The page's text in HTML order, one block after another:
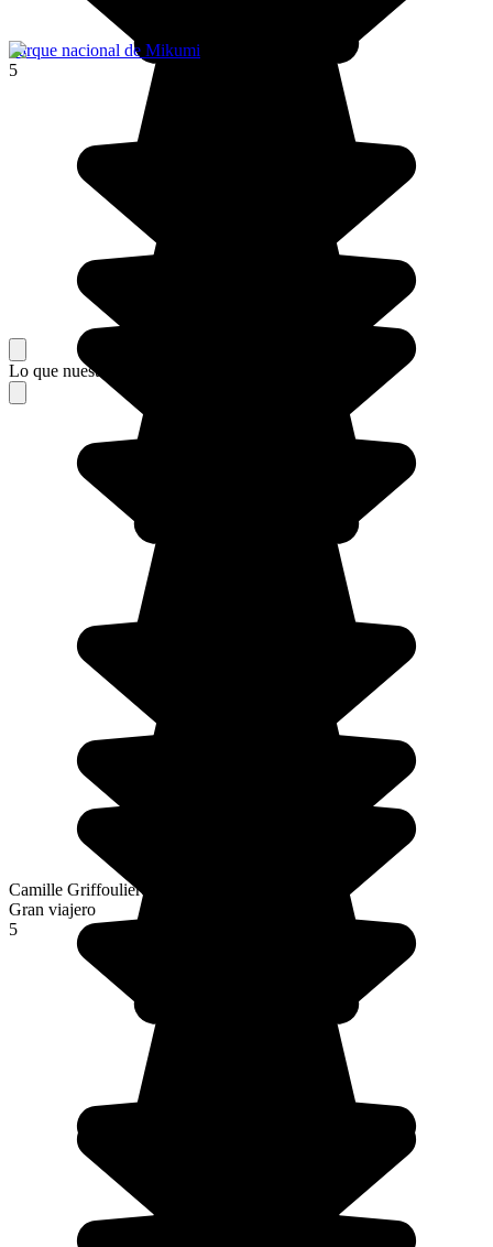
Parque nacional de Mikumi
5
Lo que nuestros viajeros piensan de su estancia
Camille Griffoulieres
Gran viajero
5